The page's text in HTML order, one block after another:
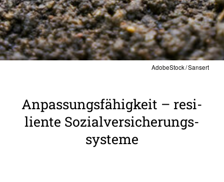
AdobeStock / Sansert
Anpas­sungs­fä­hig­keit – resi­
li­ente Sozi­al­ver­si­che­rungs­
sys­teme